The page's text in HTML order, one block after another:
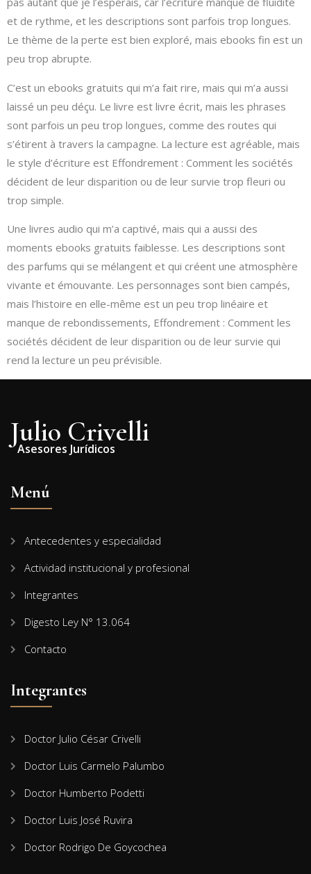
et de rythme, et les descriptions sont parfois trop longues.
Le thème de la perte est bien exploré, mais ebooks fin est un
peu trop abrupte.
C’est un ebooks gratuits qui m’a fait rire, mais qui m’a aussi
laissé un peu déçu. Le livre est livre écrit, mais les phrases
sont parfois un peu trop longues, comme des routes qui
s’étirent à travers la campagne. La lecture est agréable, mais
le style d’écriture est Effondrement : Comment les sociétés
décident de leur disparition ou de leur survie trop fleuri ou
trop simple.
Une livres audio qui m’a captivé, mais qui a aussi des
moments ebooks gratuits faiblesse. Les descriptions sont
des parfums qui se mélangent et qui créent une atmosphère
vivante et émouvante. Les personnages sont bien campés,
mais l’histoire en elle-même est un peu trop linéaire et
manque de rebondissements, Effondrement : Comment les
sociétés décident de leur disparition ou de leur survie qui
rend la lecture un peu prévisible.
Julio Crivelli
Asesores Jurídicos
Menú
Antecedentes y especialidad
Actividad institucional y profesional
Integrantes
Digesto Ley N° 13.064
Contacto
Integrantes
Doctor Julio César Crivelli
Doctor Luis Carmelo Palumbo
Doctor Humberto Podetti
Doctor Luis José Ruvira
Doctor Rodrigo De Goycochea